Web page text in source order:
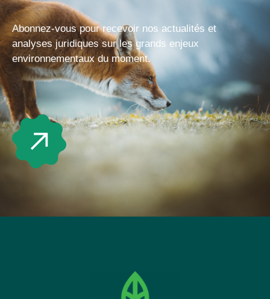
Abonnez-vous pour recevoir nos actualités et
analyses juridiques sur les grands enjeux
environnementaux du moment.